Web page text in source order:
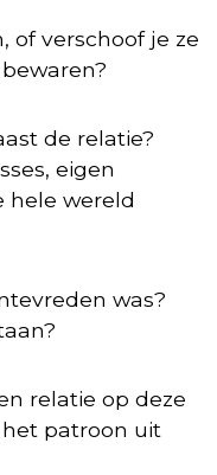
of verschoof je ze
de relatie?
eigen
hele wereld
was?
relatie op deze
patroon uit